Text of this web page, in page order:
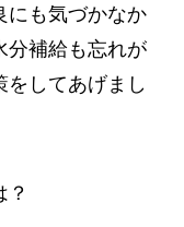
にも気づかなか
分補給も忘れが
をしてあげまし